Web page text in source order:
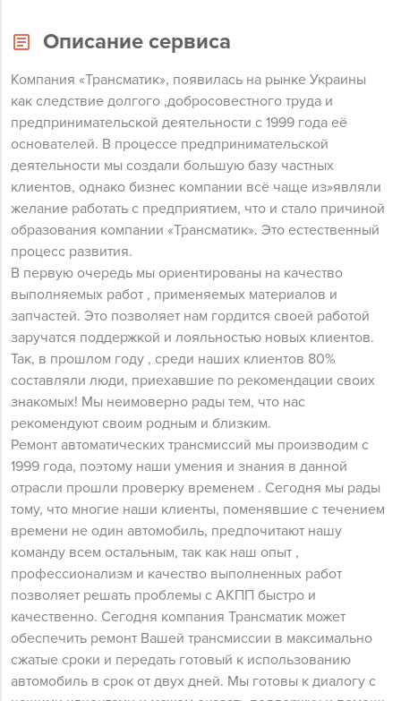
Описание сервиса
Компания «Трансматик», появилась на рынке Украины
как следствие долгого ,добросовестного труда и
предпринимательской деятельности с 1999 года её
основателей. В процессе предпринимательской
деятельности мы создали большую базу частных
клиентов, однако бизнес компании всё чаще из»являли
желание работать с предприятием, что и стало причиной
образования компании «Трансматик». Это естественный
процесс развития.
В первую очередь мы ориентированы на качество
выполняемых работ , применяемых материалов и
запчастей. Это позволяет нам гордится своей работой
заручатся поддержкой и лояльностью новых клиентов.
Так, в прошлом году , среди наших клиентов 80%
составляли люди, приехавшие по рекомендации своих
знакомых! Мы неимоверно рады тем, что нас
рекомендуют своим родным и близким.
Ремонт автоматических трансмиссий мы производим с
1999 года, поэтому наши умения и знания в данной
отрасли прошли проверку временем . Сегодня мы рады
тому, что многие наши клиенты, поменявшие с течением
времени не один автомобиль, предпочитают нашу
команду всем остальным, так как наш опыт ,
профессионализм и качество выполненных работ
позволяет решать проблемы с АКПП быстро и
качественно. Сегодня компания Трансматик может
обеспечить ремонт Вашей трансмиссии в максимально
сжатые сроки и передать готовый к использованию
автомобиль в срок от двух дней. Мы готовы к диалогу с